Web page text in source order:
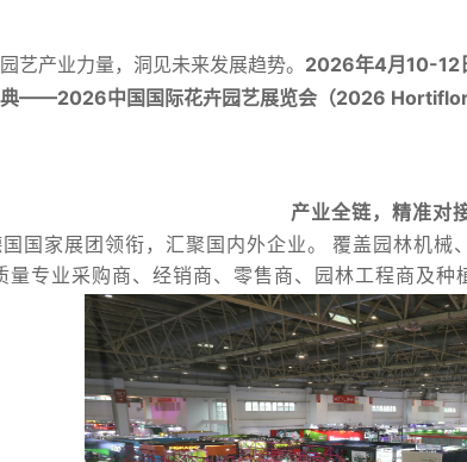
艺产业力量，洞见未来发展趋势。 2026年4月10-12
典——2026中国国际花卉园艺展览会（2026
产业全链，精准对
国家展团领衔，汇聚国内外企业。
覆盖园林机械
量专业采购商、经销商、零售商、园林工程商及